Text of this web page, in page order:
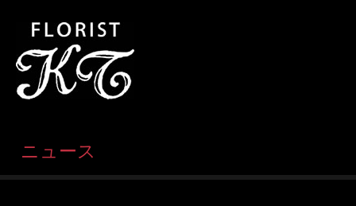
ニュース